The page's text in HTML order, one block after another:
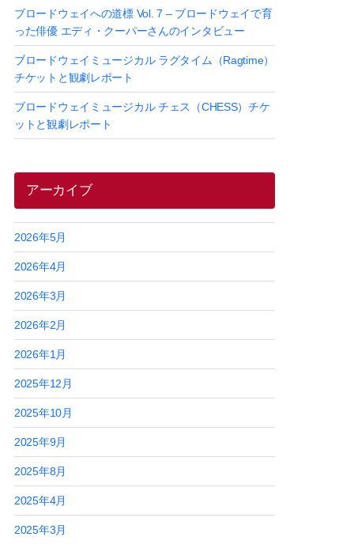
ブロードウェイへの道標 Vol. 7 – ブロードウェイで育
った俳優 エディ・クーパーさんのインタビュー
ブロードウェイミュージカル ラグタイム（Ragtime）
チケットと観劇レポート
ブロードウェイミュージカル チェス（CHESS）チケ
ットと観劇レポート
アーカイブ
2026年5月
2026年4月
2026年3月
2026年2月
2026年1月
2025年12月
2025年10月
2025年9月
2025年8月
2025年4月
2025年3月